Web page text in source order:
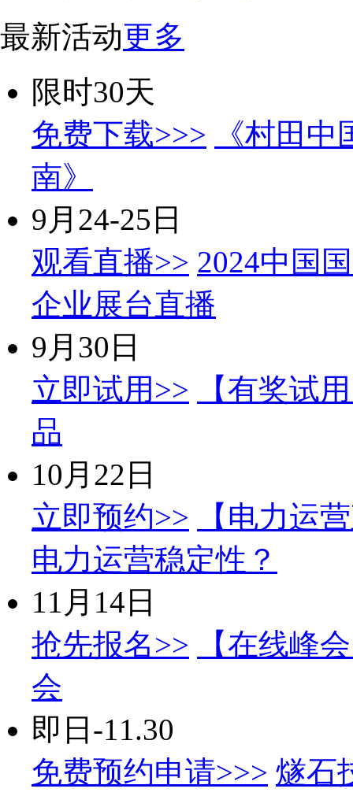
最新活动更多
限时30天
免费下载>>>
《村田
南》
9月24-25日
观看直播>> 2024中国
企业展台直播
9月30日
立即试用>>
【有奖试
品
10月22日
立即预约>>
【电力运
电力运营稳定性？
11月14日
抢先报名>>
【在线峰
会
即日-11.30
免费预约申请>>> 燧石